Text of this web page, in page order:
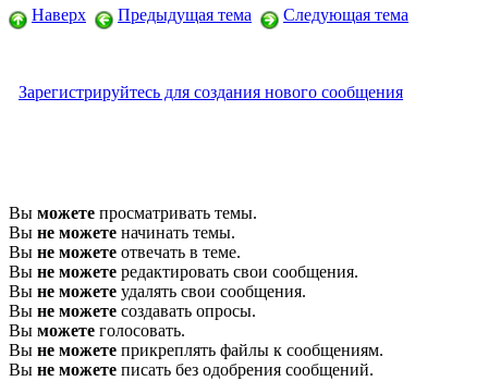
Наверх Предыдущая тема Следующая тема
Зарегистрируйтесь для создания нового сообщения
Вы можете просматривать темы.
Вы не можете начинать темы.
Вы не можете отвечать в теме.
Вы не можете редактировать свои сообщения.
Вы не можете удалять свои сообщения.
Вы не можете создавать опросы.
Вы можете голосовать.
Вы не можете прикреплять файлы к сообщениям.
Вы не можете писать без одобрения сообщений.